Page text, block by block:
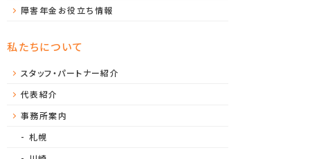
障害年金お役立ち情報
私たちについて
スタッフ・パートナー紹介
代表紹介
事務所案内
札幌